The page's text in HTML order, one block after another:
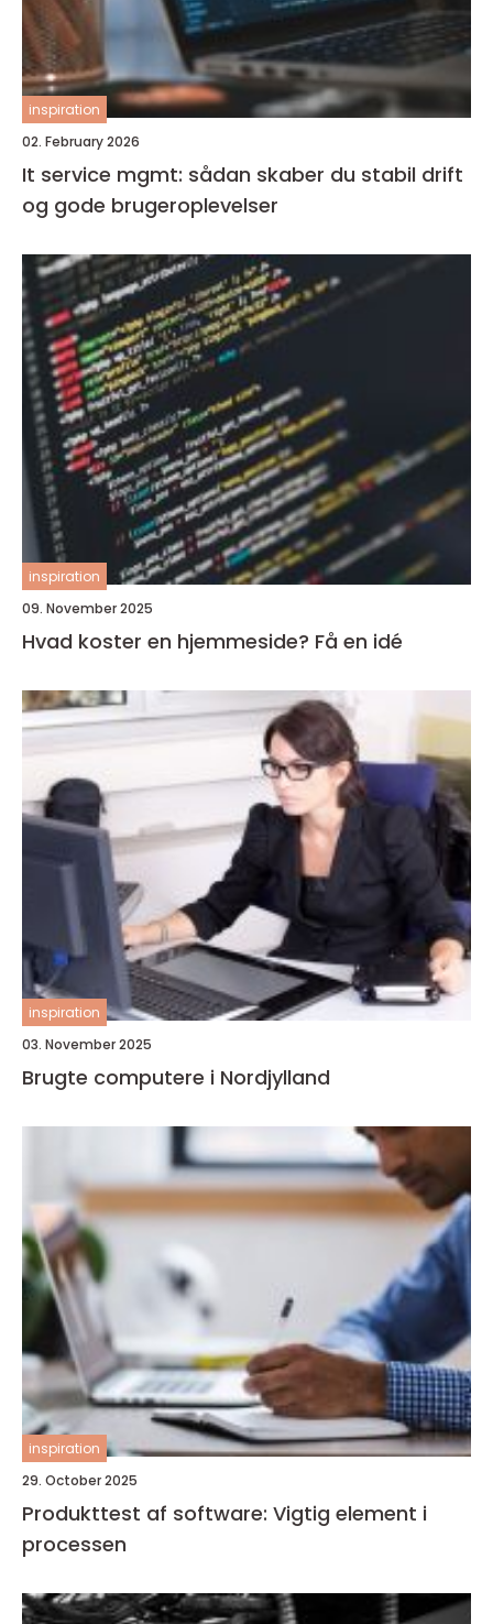
inspiration
02. February 2026
It service mgmt: sådan skaber du stabil drift
og gode brugeroplevelser
inspiration
09. November 2025
Hvad koster en hjemmeside? Få en idé
inspiration
03. November 2025
Brugte computere i Nordjylland
inspiration
29. October 2025
Produkttest af software: Vigtig element i
processen